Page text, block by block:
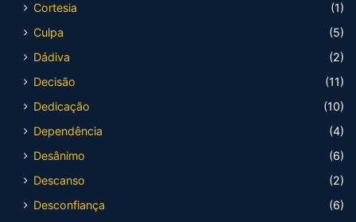
Cortesia
(1)
Culpa
(5)
Dádiva
(2)
Decisão
(11)
Dedicação
(10)
Dependência
(4)
Desânimo
(6)
Descanso
(2)
Desconfiança
(6)